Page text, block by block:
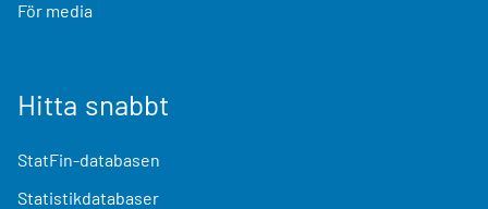
För media
Hitta snabbt
StatFin-databasen
Statistikdatabaser